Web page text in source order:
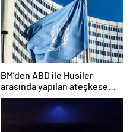
BM’den ABD ile Husiler
arasında yapılan ateşkese
ilişkin değerlendirme